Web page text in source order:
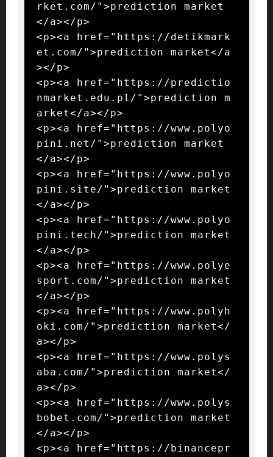
rket.com/">prediction market
</a></p>
<p><a href="https://detikmark
et.com/">prediction market</a
></p>
<p><a href="https://predictio
nmarket.edu.pl/">prediction m
arket</a></p>
<p><a href="https://www.polyo
pini.net/">prediction market
</a></p>
<p><a href="https://www.polyo
pini.site/">prediction market
</a></p>
<p><a href="https://www.polyo
pini.tech/">prediction market
</a></p>
<p><a href="https://www.polye
sport.com/">prediction market
</a></p>
<p><a href="https://www.polyh
oki.com/">prediction market</
a></p>
<p><a href="https://www.polys
aba.com/">prediction market</
a></p>
<p><a href="https://www.polys
bobet.com/">prediction market
</a></p>
<p><a href="https://binancepr